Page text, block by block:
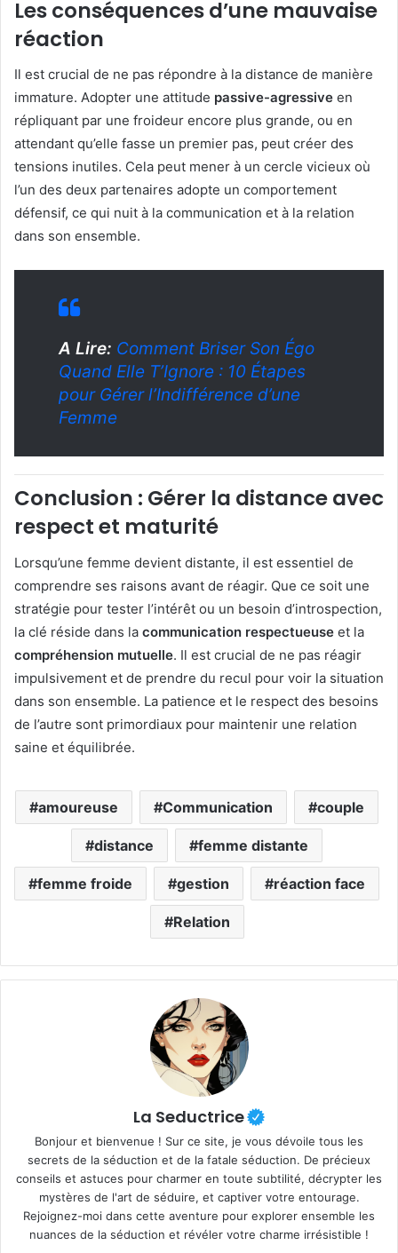
Les conséquences d’une mauvaise
réaction
Il est crucial de ne pas répondre à la distance de manière
immature. Adopter une attitude passive-agressive en
répliquant par une froideur encore plus grande, ou en
attendant qu’elle fasse un premier pas, peut créer des
tensions inutiles. Cela peut mener à un cercle vicieux où
l’un des deux partenaires adopte un comportement
défensif, ce qui nuit à la communication et à la relation
dans son ensemble.
A Lire: Comment Briser Son Égo
Quand Elle T’Ignore : 10 Étapes
pour Gérer l’Indifférence d’une
Femme
Conclusion : Gérer la distance avec
respect et maturité
Lorsqu’une femme devient distante, il est essentiel de
comprendre ses raisons avant de réagir. Que ce soit une
stratégie pour tester l’intérêt ou un besoin d’introspection,
la clé réside dans la communication respectueuse et la
compréhension mutuelle. Il est crucial de ne pas réagir
impulsivement et de prendre du recul pour voir la situation
dans son ensemble. La patience et le respect des besoins
de l’autre sont primordiaux pour maintenir une relation
saine et équilibrée.
amoureuse Communication couple
distance femme distante
femme froide gestion réaction face
Relation
La Seductrice
Bonjour et bienvenue ! Sur ce site, je vous dévoile tous les
secrets de la séduction et de la fatale séduction. De précieux
conseils et astuces pour charmer en toute subtilité, décrypter les
mystères de l'art de séduire, et captiver votre entourage.
Rejoignez-moi dans cette aventure pour explorer ensemble les
nuances de la séduction et révéler votre charme irrésistible !